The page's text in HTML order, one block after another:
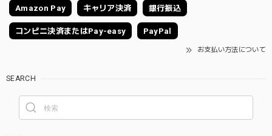
Amazon Pay キャリア決済 銀行振込
コンビニ決済またはPay-easy PayPal
お支払い方法について
SEARCH